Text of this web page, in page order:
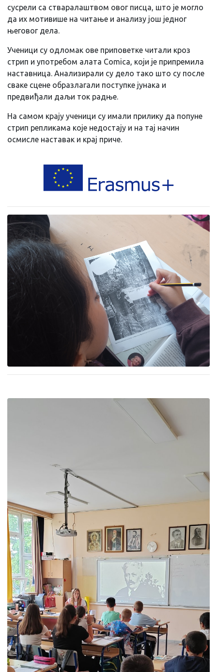
сусрели са стваралаштвом овог писца, што је могло
да их мотивише на читање и анализу још једног
његовог дела.
Ученици су одломак ове приповетке читали кроз
стрип и употребом алата Comica, који је припремила
наставница. Анализирали су дело тако што су после
сваке сцене образлагали поступке јунака и
предвиђали даљи ток радње.
На самом крају ученици су имали прилику да попуне
стрип репликама које недостају и на тај начин
осмисле наставак и крај приче.